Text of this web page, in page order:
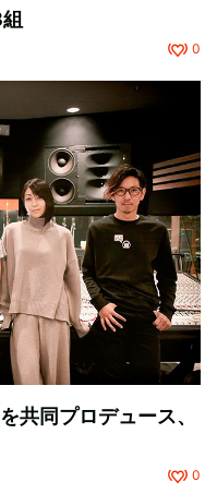
0
共同プロデュース、
0